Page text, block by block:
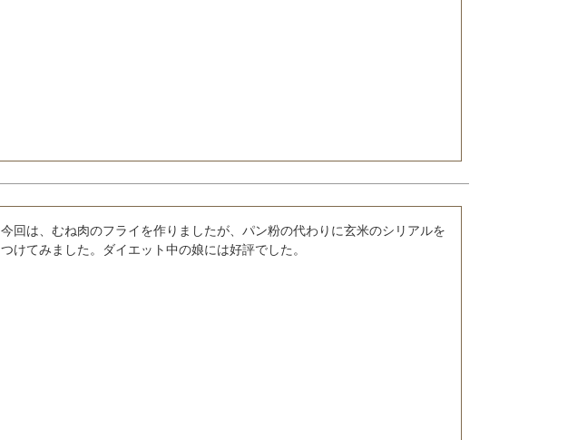
今回は、むね肉のフライを作りましたが、パン粉の代わりに玄米のシリアルを
つけてみました。ダイエット中の娘には好評でした。